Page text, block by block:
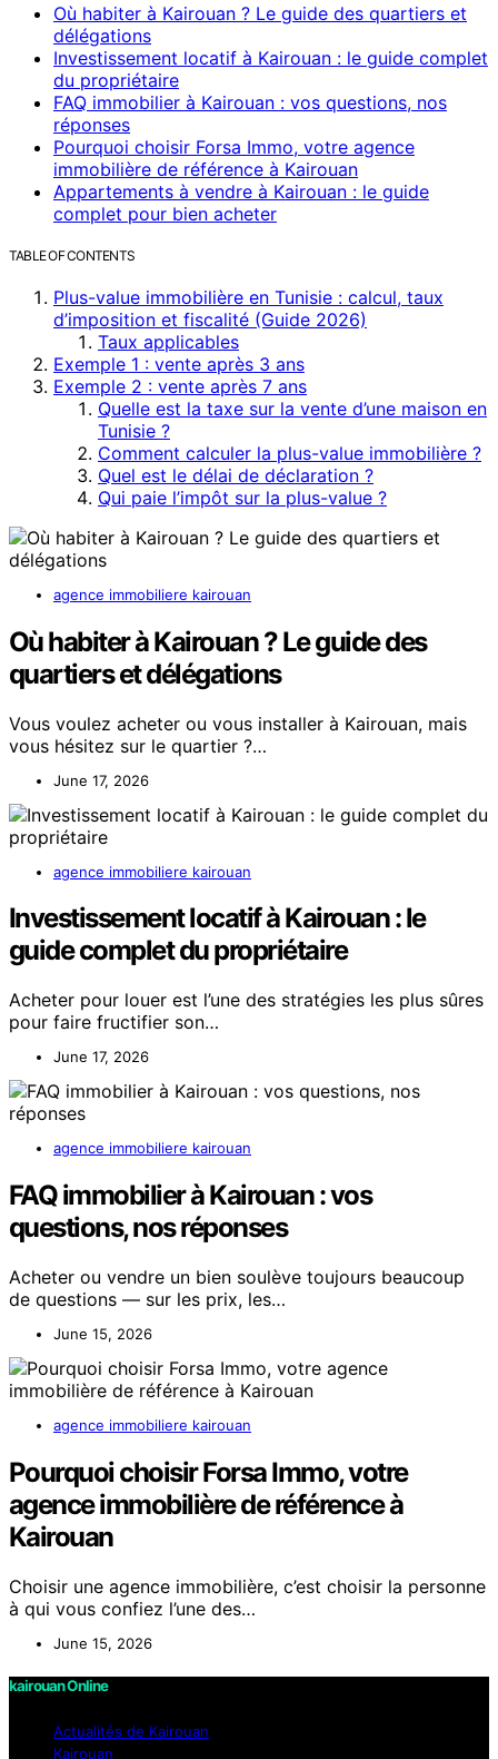
Où habiter à Kairouan ? Le guide des quartiers et
délégations
Investissement locatif à Kairouan : le guide complet
du propriétaire
FAQ immobilier à Kairouan : vos questions, nos
réponses
Pourquoi choisir Forsa Immo, votre agence
immobilière de référence à Kairouan
Appartements à vendre à Kairouan : le guide
complet pour bien acheter
TABLE OF CONTENTS
Plus-value immobilière en Tunisie : calcul, taux
d’imposition et fiscalité (Guide 2026)
Taux applicables
Exemple 1 : vente après 3 ans
Exemple 2 : vente après 7 ans
Quelle est la taxe sur la vente d’une maison en
Tunisie ?
Comment calculer la plus-value immobilière ?
Quel est le délai de déclaration ?
Qui paie l’impôt sur la plus-value ?
agence immobiliere kairouan
Où habiter à Kairouan ? Le guide des
quartiers et délégations
Vous voulez acheter ou vous installer à Kairouan, mais
vous hésitez sur le quartier ?…
June 17, 2026
agence immobiliere kairouan
Investissement locatif à Kairouan : le
guide complet du propriétaire
Acheter pour louer est l’une des stratégies les plus sûres
pour faire fructifier son…
June 17, 2026
agence immobiliere kairouan
FAQ immobilier à Kairouan : vos
questions, nos réponses
Acheter ou vendre un bien soulève toujours beaucoup
de questions — sur les prix, les…
June 15, 2026
agence immobiliere kairouan
Pourquoi choisir Forsa Immo, votre
agence immobilière de référence à
Kairouan
Choisir une agence immobilière, c’est choisir la personne
à qui vous confiez l’une des…
June 15, 2026
kairouan Online
Actualités de Kairouan
Kairouan